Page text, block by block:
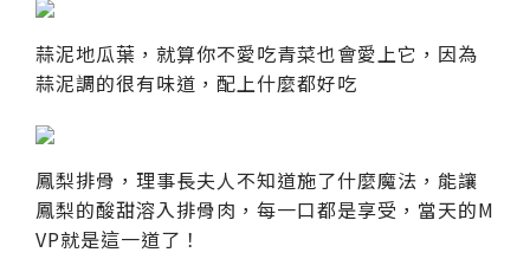
蒜泥地瓜葉，就算你不愛吃青菜也會愛上它，因為
蒜泥調的很有味道，配上什麼都好吃
鳳梨排骨，理事長夫人不知道施了什麼魔法，能讓
鳳梨的酸甜溶入排骨肉，每一口都是享受，當天的M
VP就是這一道了！